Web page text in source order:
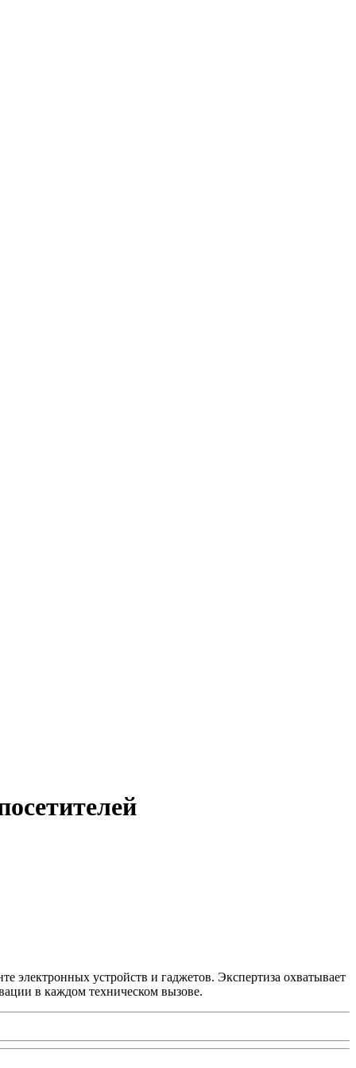
электронных устройств и гаджетов. Экспертиза охватывает
в каждом техническом вызове.